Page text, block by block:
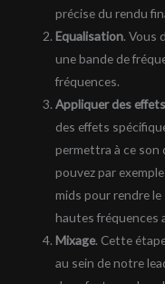
précise du rendu
Equalisation. Vous
une bande de
fréquences.
Appliquer des effets
des effets
permettra à ce son
pouvez par
mids pour rendre
hautes fréquences
Mixage. Cette
au sein de notre